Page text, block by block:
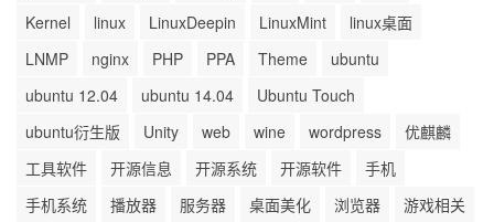
Kernel
linux LinuxDeepin LinuxMint
linux桌面
LNMP
nginx PHP PPA Theme
ubuntu
ubuntu 12.04
ubuntu 14.04
Ubuntu Touch
ubuntu衍生版
Unity web wine wordpress
优麒麟
工具软件
开源信息 开源系统 开源软件
手机
手机系统
播放器 服务器 桌面美化 浏览器 游戏相关